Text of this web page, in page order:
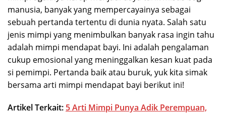
manusia, banyak yang mempercayainya sebagai
sebuah pertanda tertentu di dunia nyata. Salah satu
jenis mimpi yang menimbulkan banyak rasa ingin tahu
adalah mimpi mendapat bayi. Ini adalah pengalaman
cukup emosional yang meninggalkan kesan kuat pada
si pemimpi. Pertanda baik atau buruk, yuk kita simak
bersama arti mimpi mendapat bayi berikut ini!
Artikel Terkait: 5 Arti Mimpi Punya Adik Perempuan,